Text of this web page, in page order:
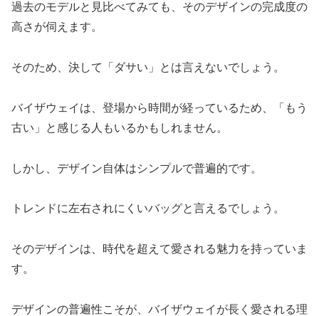
過去のモデルと見比べてみても、そのデザインの完成度の
高さが伺えます。
そのため、決して「ダサい」とは言えないでしょう。
バイザウェイは、登場から時間が経っているため、「もう
古い」と感じる人もいるかもしれません。
しかし、デザイン自体はシンプルで普遍的です。
トレンドに左右されにくいバッグと言えるでしょう。
そのデザインは、時代を超えて愛される魅力を持っていま
す。
デザインの普遍性こそが、バイザウェイが長く愛される理